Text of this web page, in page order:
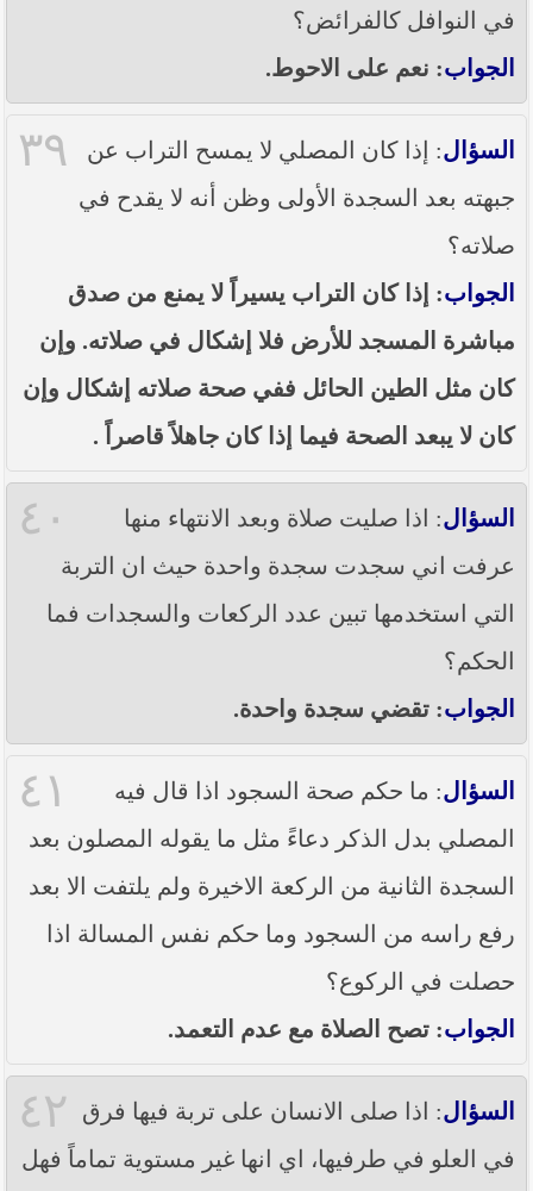
في النوافل كالفرائض؟
الجواب: نعم على الاحوط.
٣٩ السؤال: إذا كان المصلي لا يمسح التراب عن
جبهته بعد السجدة الأولى وظن أنه لا يقدح في
صلاته؟
الجواب: إذا كان التراب يسيراً لا يمنع من صدق
مباشرة المسجد للأرض فلا إشكال في صلاته. وإن
كان مثل الطين الحائل ففي صحة صلاته إشكال وإن
كان لا يبعد الصحة فيما إذا كان جاهلاً قاصراً .
٤٠ السؤال: اذا صليت صلاة وبعد الانتهاء منها
عرفت اني سجدت سجدة واحدة حيث ان التربة
التي استخدمها تبين عدد الركعات والسجدات فما
الحكم؟
الجواب: تقضي سجدة واحدة.
٤١ السؤال: ما حكم صحة السجود اذا قال فيه
المصلي بدل الذكر دعاءً مثل ما يقوله المصلون بعد
السجدة الثانية من الركعة الاخيرة ولم يلتفت الا بعد
رفع راسه من السجود وما حكم نفس المسالة اذا
حصلت في الركوع؟
الجواب: تصح الصلاة مع عدم التعمد.
٤٢ السؤال: اذا صلى الانسان على تربة فيها فرق
في العلو في طرفيها، اي انها غير مستوية تماماً فهل